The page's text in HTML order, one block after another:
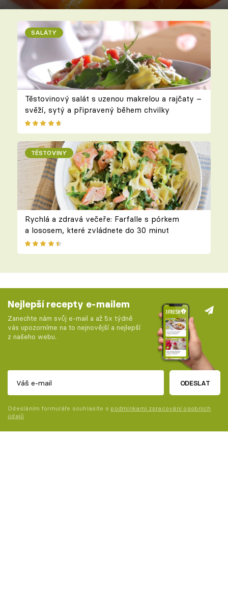
SALÁTY
Těstovinový salát s uzenou makrelou a rajčaty –
svěží, sytý a připravený během chvilky
TĚSTOVINY
Rychlá a zdravá večeře: Farfalle s pórkem
a lososem, které zvládnete do 30 minut
Nejlepší recepty e-mailem
Zanechte nám svůj e-mail a až 5x týdně
vás upozorníme na to nejnovější a nejlepší
z našeho webu.
ODESLAT
Odesláním formuláře souhlasíte s podmínkami zpracování osobních
údajů